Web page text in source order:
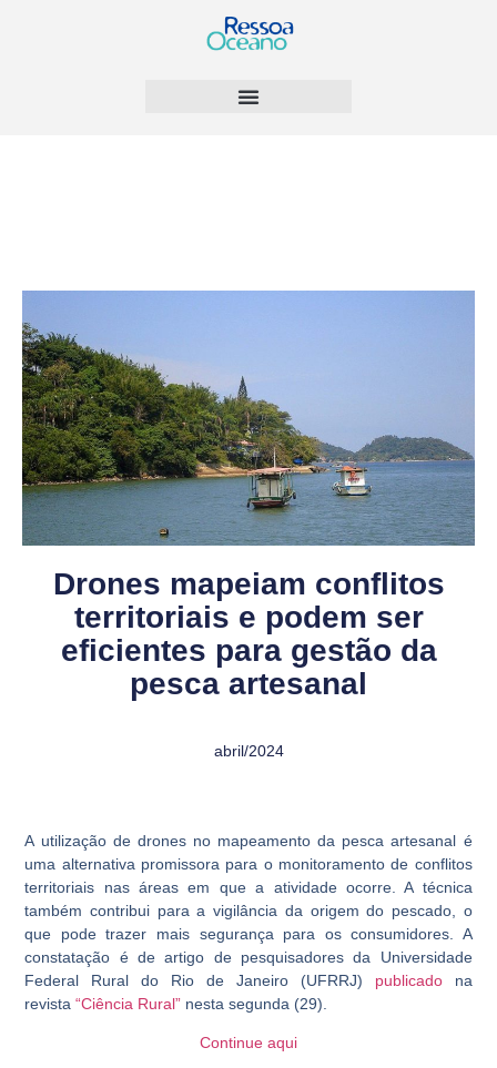
Drones mapeiam conflitos
territoriais e podem ser
eficientes para gestão da
pesca artesanal
abril/2024
A utilização de drones no mapeamento da pesca artesanal é
uma alternativa promissora para o monitoramento de conflitos
territoriais nas áreas em que a atividade ocorre. A técnica
também contribui para a vigilância da origem do pescado, o
que pode trazer mais segurança para os consumidores. A
constatação é de artigo de pesquisadores da Universidade
Federal Rural do Rio de Janeiro (UFRRJ) publicadona
revista“Ciência Rural” nesta segunda (29).
Continue aqui